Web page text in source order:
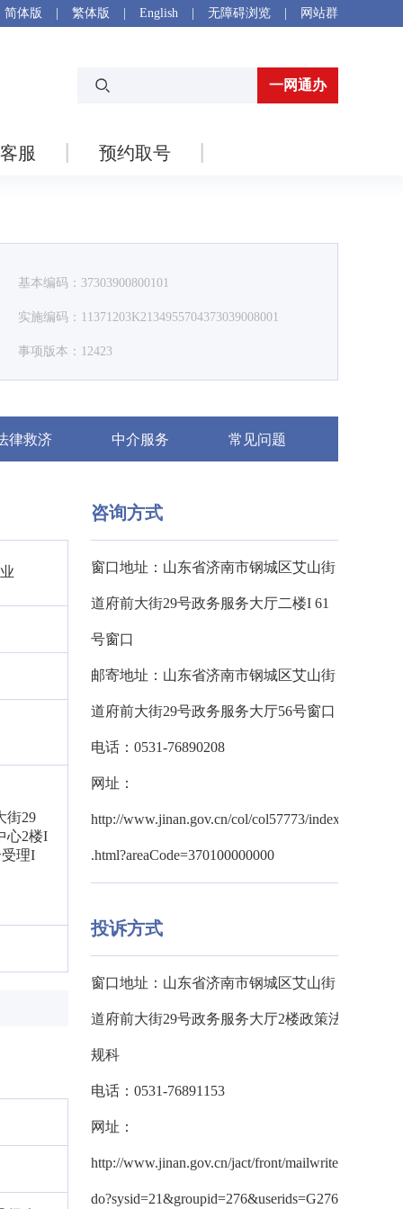
简体版 繁体版 English 无障碍浏览 网站群
一网通办
服 预约取号
基本编码：37303900800101
实施编码：11371203K2134955704373039008001
事项版本：12423
律救济 中介服务 常见问题
街29
心2楼I
理I
咨询方式
窗口地址：山东省济南市钢城区艾山街
道府前大街29号政务服务大厅二楼I 61
号窗口
邮寄地址：山东省济南市钢城区艾山街
道府前大街29号政务服务大厅56号窗口
电话：0531-76890208
网址：
http://www.jinan.gov.cn/col/col57773/index
.html?areaCode=370100000000
投诉方式
窗口地址：山东省济南市钢城区艾山街
道府前大街29号政务服务大厅2楼政策法
规科
电话：0531-76891153
网址：
http://www.jinan.gov.cn/jact/front/mailwrite.
do?sysid=21&groupid=276&userids=G276